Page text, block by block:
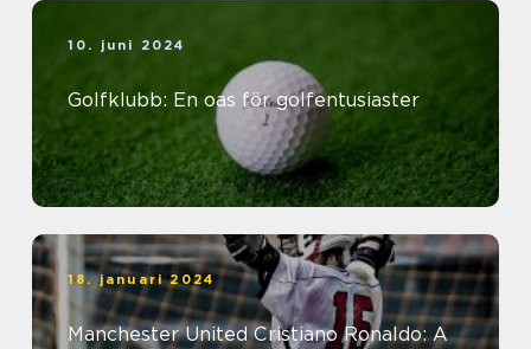
10. juni 2024
Golfklubb: En oas för golfentusiaster
18. januari 2024
Manchester United Cristiano Ronaldo: A